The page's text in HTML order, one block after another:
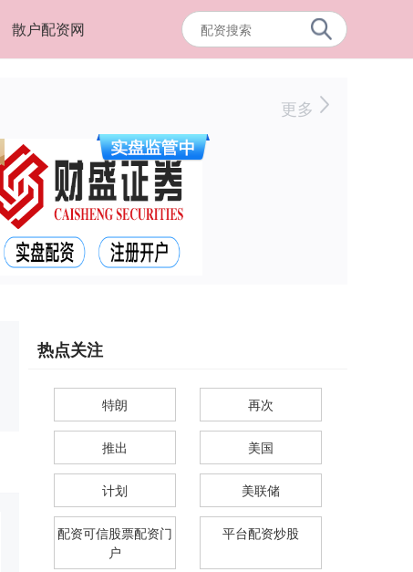
散户配资网
更多
热点关注
特朗 再次
推出 美国
计划 美联储
配资可信股票配资门
户
平台配资炒股